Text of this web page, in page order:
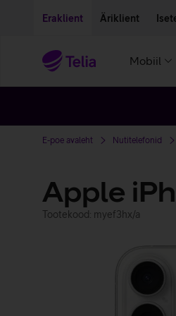
Eraklient Äriklient
Mobiil
E-poe avaleht Nutitelefonid
Apple
Tootekood: myef3hx/a